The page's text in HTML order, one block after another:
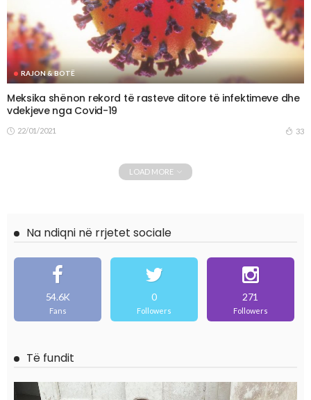
RAJON & BOTË
Meksika shënon rekord të rasteve ditore të infektimeve dhe
vdekjeve nga Covid-19
22/01/2021 33
LOAD MORE
Na ndiqni në rrjetet sociale
54.6K
Fans
0
Followers
271
Followers
Të fundit